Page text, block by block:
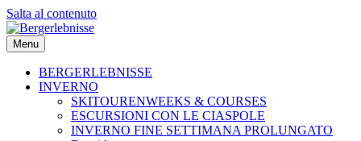
Salta al contenuto
Menu
BERGERLEBNISSE
INVERNO
SKITOURENWEEKS & COURSES
ESCURSIONI CON LE CIASPOLE
INVERNO FINE SETTIMANA PROLUNGATO